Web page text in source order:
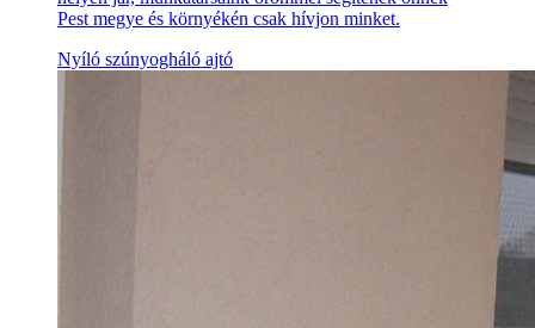
Pest megye és környékén csak hívjon minket.
Nyíló szúnyogháló ajtó